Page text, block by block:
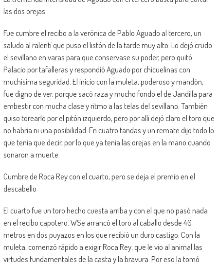
las dos orejas
Fue cumbre el recibo a la verónica de Pablo Aguado al tercero, un
saludo al ralentí que puso el listón de la tarde muy alto. Lo dejó crudo
el sevillano en varas para que conservase su poder, pero quitó
Palacio por tafalleras y respondió Aguado por chicuelinas con
muchísima seguridad. El inicio con la muleta, poderoso y mandón,
fue digno de ver, porque sacó raza y mucho fondo el de Jandilla para
embestir con mucha clase y ritmo a las telas del sevillano. También
quiso torearlo por el pitón izquierdo, pero por allí dejó claro el toro que
no habría ni una posibilidad. En cuatro tandas y un remate dijo todo lo
que tenía que decir, por lo que ya tenía las orejas en la mano cuando
sonaron a muerte.
Cumbre de Roca Rey con el cuarto, pero se deja el premio en el
descabello
El cuarto fue un toro hecho cuesta arriba y con el que no pasó nada
en el recibo capotero. WSe arrancó el toro al caballo desde 40
metros en dos puyazos en los que recibió un duro castigo. Con la
muleta, comenzó rápido a exigir Roca Rey, que le vio al animal las
virtudes fundamentales de la casta y la bravura. Por eso la tomó